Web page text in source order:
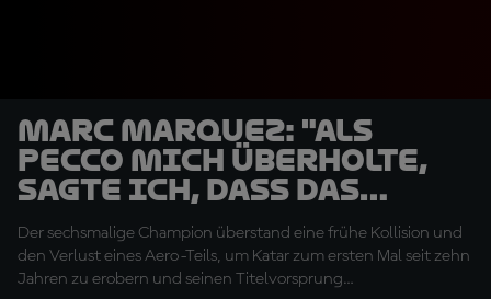
Marc Marquez: "Als
Pecco mich überholte,
sagte ich, dass das
Rennen jetzt erst
richtig losgeht"
Der sechsmalige Champion überstand eine frühe Kollision und
den Verlust eines Aero-Teils, um Katar zum ersten Mal seit zehn
Jahren zu erobern und seinen Titelvorsprung